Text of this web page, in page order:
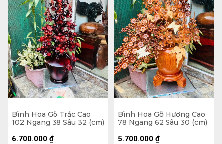
Bình Hoa Gỗ Trắc Cao
102 Ngang 38 Sâu 32 (cm)
6.700.000 ₫
Bình Hoa Gỗ Hương Cao
78 Ngang 62 Sâu 30 (cm)
5.700.000 ₫